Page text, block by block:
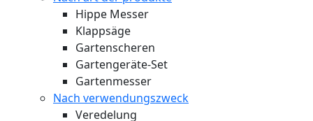
Hippe Messer
Klappsäge
Gartenscheren
Gartengeräte-Set
Gartenmesser
Nach verwendungszweck
Veredelung